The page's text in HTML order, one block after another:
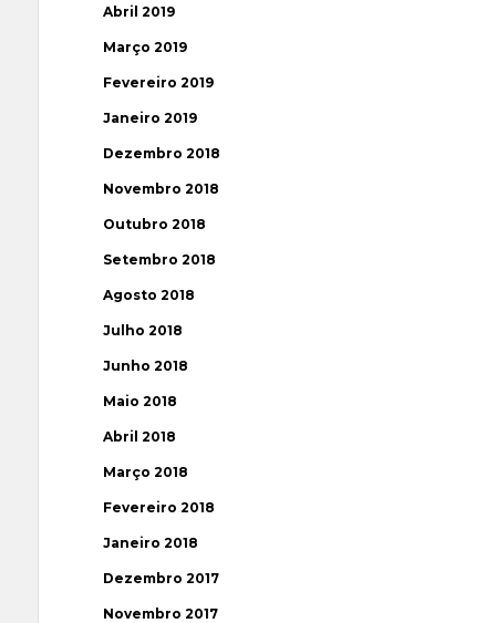
Abril 2019
Março 2019
Fevereiro 2019
Janeiro 2019
Dezembro 2018
Novembro 2018
Outubro 2018
Setembro 2018
Agosto 2018
Julho 2018
Junho 2018
Maio 2018
Abril 2018
Março 2018
Fevereiro 2018
Janeiro 2018
Dezembro 2017
Novembro 2017